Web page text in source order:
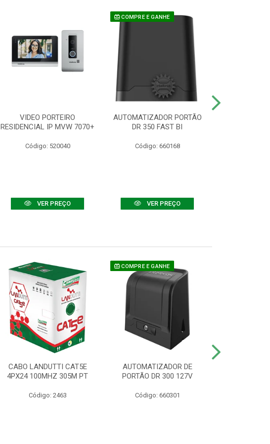
VIDEO PORTEIRO
RESIDENCIAL IP MVW 7070+
Código: 520040
VER PREÇO
COMPRE E GANHE
AUTOMATIZADOR PORTÃO
DR 350 FAST BI
Código: 660168
VER PREÇO
CABO LANDUTTI CAT5E
4PX24 100MHZ 305M PT
Código: 2463
COMPRE E GANHE
AUTOMATIZADOR DE
PORTÃO DR 300 127V
Código: 660301